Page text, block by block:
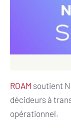
ROAM soutient
décideurs à
opérationnel.